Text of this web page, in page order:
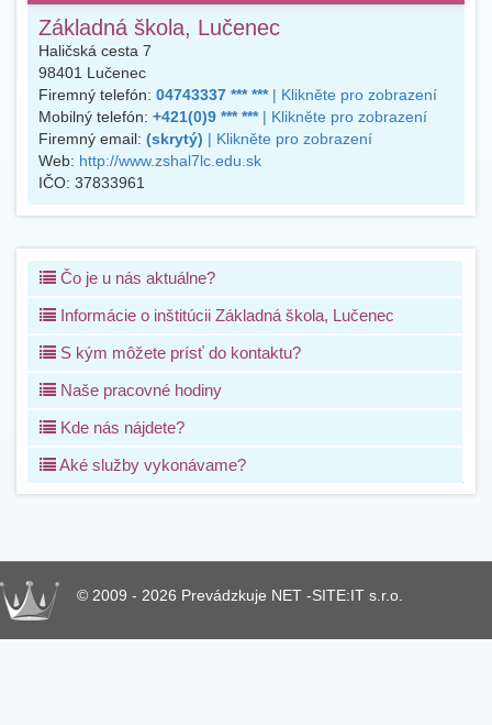
Základná škola, Lučenec
Haličská cesta 7
98401 Lučenec
Firemný telefón: 04743337 *** ***| Klikněte pro zobrazení
Mobilný telefón: +421(0)9 *** ***| Klikněte pro zobrazení
Firemný email: (skrytý) | Klikněte pro zobrazení
Web: http://www.zshal7lc.edu.sk
IČO: 37833961
Čo je u nás aktuálne?
Informácie o inštitúcii Základná škola, Lučenec
S kým môžete prísť do kontaktu?
Naše pracovné hodiny
Kde nás nájdete?
Aké služby vykonávame?
© 2009 - 2026 Prevádzkuje NET -SITE:IT s.r.o.